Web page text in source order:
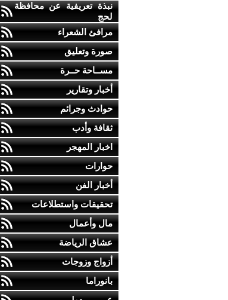
نبذة تعريفية عن محافظة
لحج
مرافئ الشعراء
صورة وتعليق
مســاحة حــرة
أخبار وتقارير
حوادث وجرائم
ثقافة وأدب
اخبار المهجر
حوارات
أخبار الفن
تحقيقات واستطلاعات
مال وأعمال
عشاق الرياضة
أزواج وزوجات
بانوراما